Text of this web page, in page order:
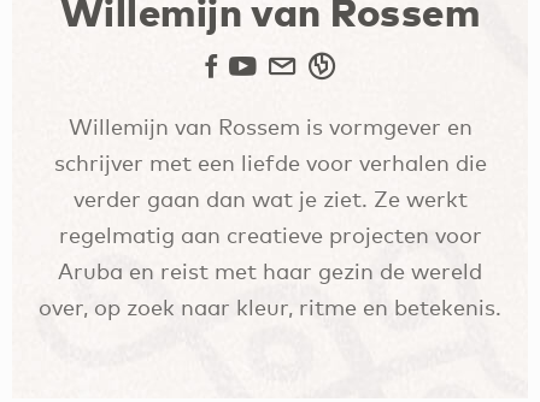
Willemijn van Rossem
Willemijn van Rossem is vormgever en
schrijver met een liefde voor verhalen die
verder gaan dan wat je ziet. Ze werkt
regelmatig aan creatieve projecten voor
Aruba en reist met haar gezin de wereld
over, op zoek naar kleur, ritme en betekenis.